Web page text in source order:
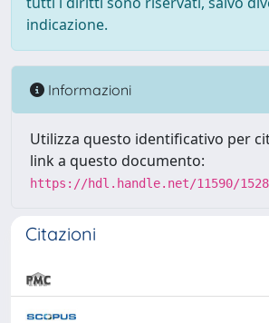
indicazione.
Informazioni
Utilizza questo identificativo per
link a questo documento:
https://hdl.handle.net/11590/
Citazioni